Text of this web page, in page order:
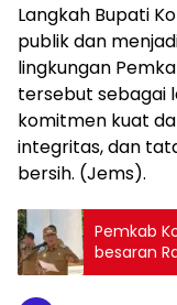
Langkah Bupati
publik dan
lingkungan
tersebut sebagai
komitmen kuat
integritas, dan
bersih. (Jems).
Pemkab
besaran